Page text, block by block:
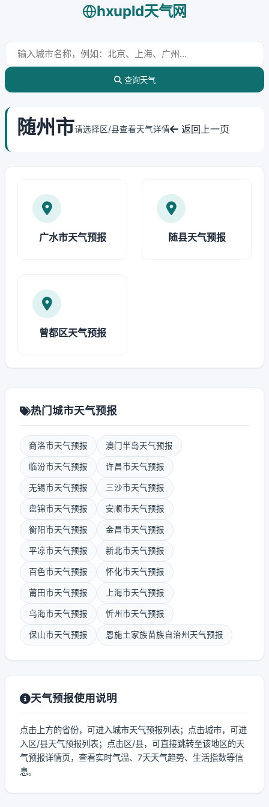
hxupld天气网
查询天气
随州市请选择区/县查看天气详情 返回上一页
广水市天气预报 随县天气预报
曾都区天气预报
热门城市天气预报
商洛市天气预报 澳门半岛天气预报
临汾市天气预报 许昌市天气预报
无锡市天气预报 三沙市天气预报
盘锦市天气预报 安顺市天气预报
衡阳市天气预报 金昌市天气预报
平凉市天气预报 新北市天气预报
百色市天气预报 怀化市天气预报
莆田市天气预报 上海市天气预报
乌海市天气预报 忻州市天气预报
保山市天气预报 恩施土家族苗族自治州天气预报
天气预报使用说明
点击上方的省份，可进入城市天气预报列表；点击城市，可进
入区/县天气预报列表；点击区/县，可直接跳转至该地区的天
气预报详情页，查看实时气温、7天天气趋势、生活指数等信
息。